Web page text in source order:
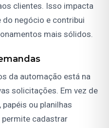
clientes. Isso impacta
negócio e contribui
mais sólidos.
da automação está na
solicitações. Em vez de
ou planilhas
cadastrar